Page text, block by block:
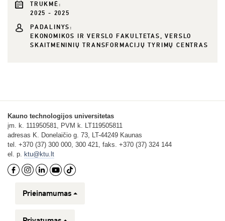
TRUKMĖ:
2025 - 2025
PADALINYS:
EKONOMIKOS IR VERSLO FAKULTETAS, VERSLO
SKAITMENINIŲ TRANSFORMACIJŲ TYRIMŲ CENTRAS
Kauno technologijos universitetas
įm. k. 111950581, PVM k. LT119505811
adresas K. Donelaičio g. 73, LT-44249 Kaunas
tel. +370 (37) 300 000, 300 421, faks. +370 (37) 324 144
el. p. ktu@ktu.lt
Prieinamumas